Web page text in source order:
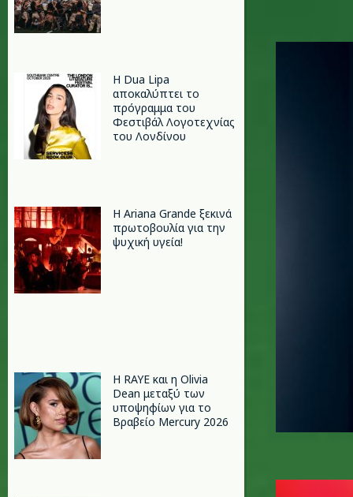
Η Dua Lipa
αποκαλύπτει το
πρόγραμμα του
Φεστιβάλ Λογοτεχνίας
του Λονδίνου
Η Ariana Grande ξεκινά
πρωτοβουλία για την
ψυχική υγεία!
Η RAYE και η Olivia
Dean μεταξύ των
υποψηφίων για το
Βραβείο Mercury 2026